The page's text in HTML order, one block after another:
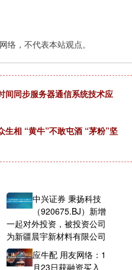
络，不代表本站观点。
间同步服务器通信系统技术应
生相 “黄牛”不敢屯酒 “茅粉”坚
中兴证券 秉扬科技
（920675.BJ）新增
一起对外投资，被投资公司
为新疆晨宇新材料有限公司
应牛配 用友网络：1
月23日获融资买入